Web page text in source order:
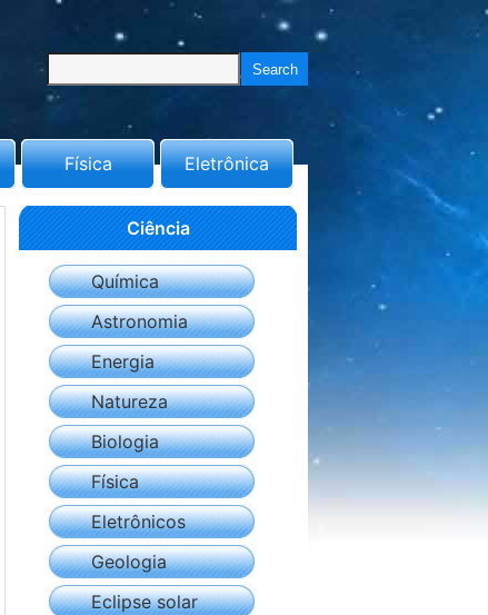
Física Eletrônica
Ciência
Química
Astronomia
Energia
Natureza
Biologia
Física
Eletrônicos
Geologia
Eclipse solar